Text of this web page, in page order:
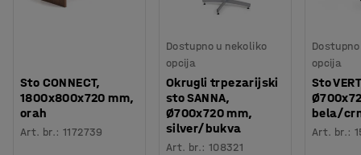
Sto CONNECT,
1800x800x720 mm,
orah
Art. br.:1172739
Dostupno u nekoliko
opcija
Okrugli trpezarijski
sto SANNA,
Ø700x720 mm,
silver/bukva
Art. br.: 108321
opcija
Sto
bela/
Art. br.: